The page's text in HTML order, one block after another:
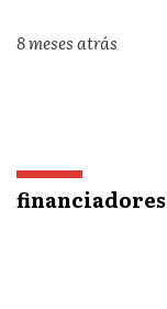
8 meses atrás
financiadores